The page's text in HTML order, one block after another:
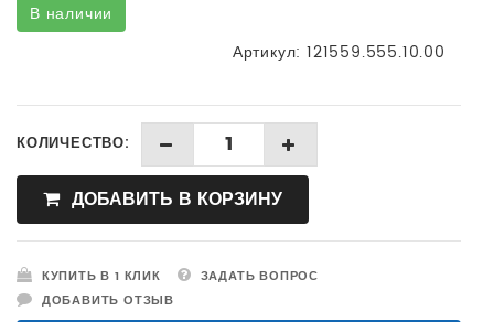
В наличии
Артикул: 121559.555.10.00
КОЛИЧЕСТВО:
ДОБАВИТЬ В КОРЗИНУ
КУПИТЬ В 1 КЛИК
ЗАДАТЬ ВОПРОС
ДОБАВИТЬ ОТЗЫВ